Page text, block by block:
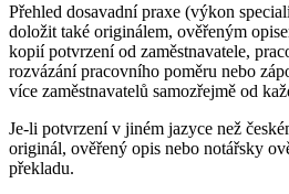
Přehled dosavadní praxe (výkon
doložit také originálem, ověřeným
kopií potvrzení od zaměstnavatele,
rozvázání pracovního poměru nebo
více zaměstnavatelů samozřejmě od
Je-li potvrzení v jiném jazyce než
originál, ověřený opis nebo notářsky
překladu.